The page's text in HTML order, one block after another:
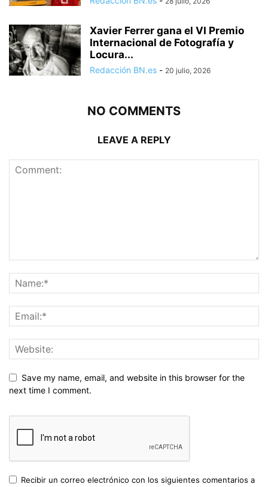
Xavier Ferrer gana el VI Premio
Internacional de Fotografía y
Locura...
Redacción BN.es - 20 julio, 2026
NO COMMENTS
LEAVE A REPLY
Save my name, email, and website in this browser for the
next time I comment.
Recibir un correo electrónico con los siguientes comentarios a